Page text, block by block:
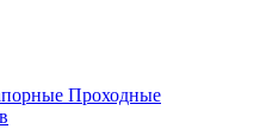
Проходные